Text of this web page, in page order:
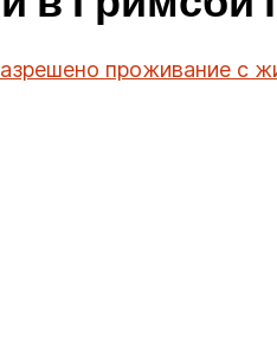
проживание с